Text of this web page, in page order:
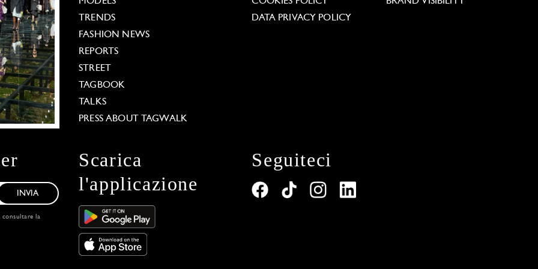
TRENDS
FASHION NEWS
REPORTS
STREET
TAGBOOK
TALKS
PRESS ABOUT TAGWALK
DATA PRIVACY POLICY
INVIA
consultare la
Scarica
l'applicazione
Seguiteci